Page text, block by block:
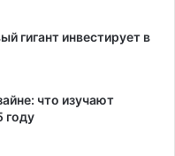
гигант инвестирует в
что изучают
году